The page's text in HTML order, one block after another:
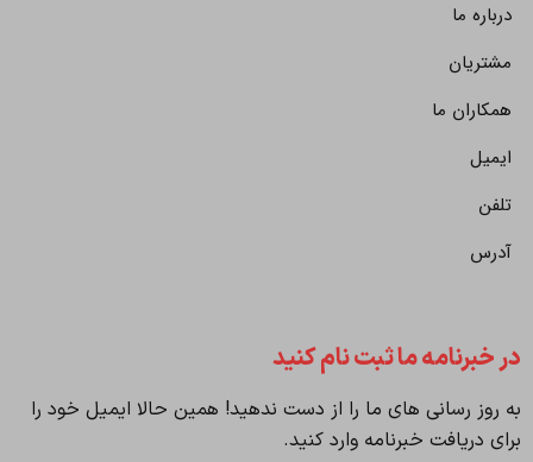
درباره ما
مشتریان
همکاران ما
ایمیل
تلفن
آدرس
در خبرنامه ما ثبت نام کنید
به روز رسانی های ما را از دست ندهید! همین حالا ایمیل خود را
برای دریافت خبرنامه وارد کنید.